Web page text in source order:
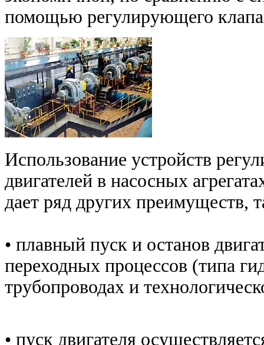
помощью регулирующего
Использование устройств
двигателей в насосных
дает ряд других преимуществ,
• плавный пуск и останов
переходных процессов (типа
трубопроводах и
• пуск двигателя